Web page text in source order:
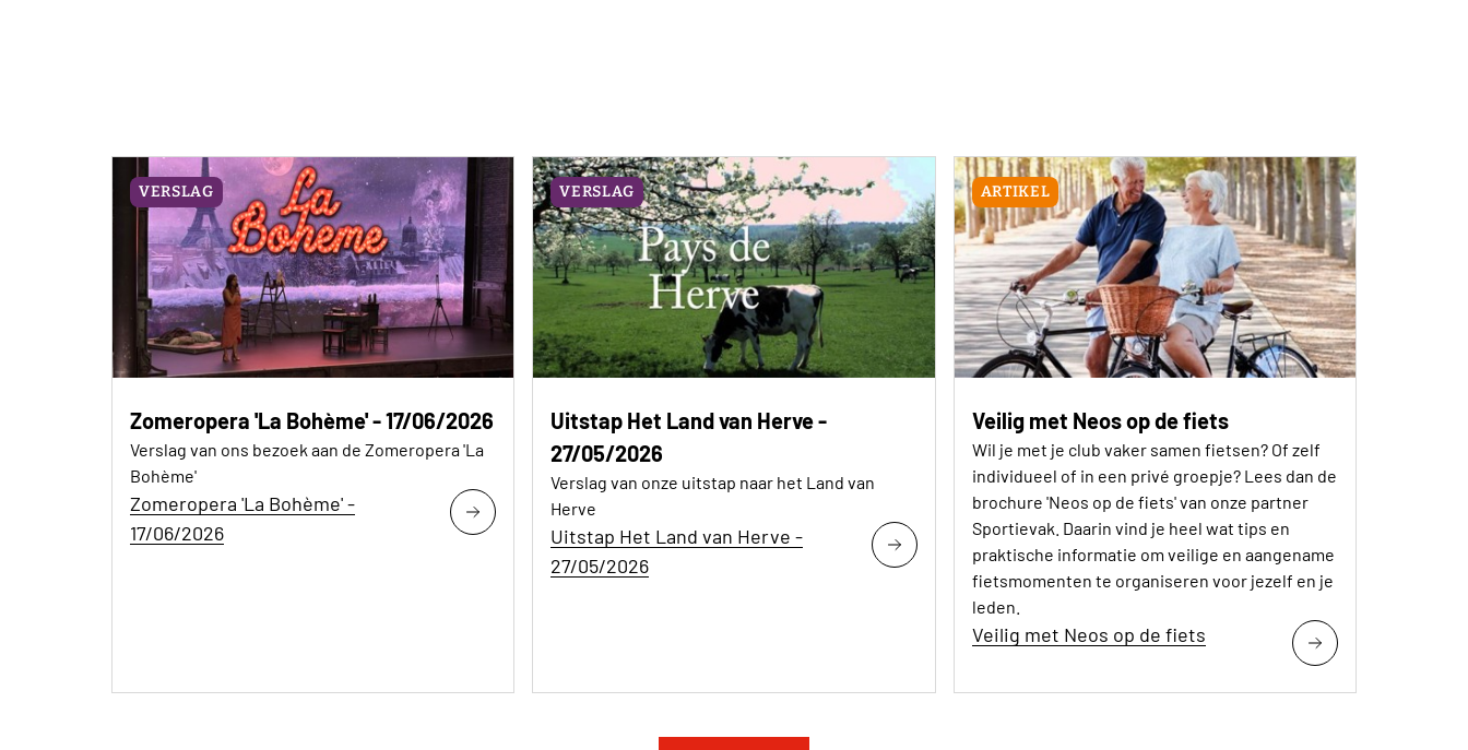
VERSLAG
Zomeropera 'La Bohème' - 17/06/2026
Verslag van ons bezoek aan de Zomeropera 'La
Bohème'
Zomeropera 'La Bohème' -
17/06/2026
VERSLAG
Uitstap Het Land van Herve -
27/05/2026
Verslag van onze uitstap naar het Land van
Herve
Uitstap Het Land van Herve -
27/05/2026
ARTIKEL
Veilig met Neos op de fiets
Wil je met je club vaker samen fietsen? Of zelf
individueel of in een privé groepje? Lees dan de
brochure 'Neos op de fiets' van onze partner
Sportievak. Daarin vind je heel wat tips en
praktische informatie om veilige en aangename
fietsmomenten te organiseren voor jezelf en je
leden.
Veilig met Neos op de fiets